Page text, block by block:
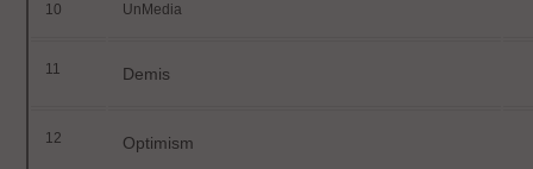
10 UnMedia
11 Demis
12 Optimism